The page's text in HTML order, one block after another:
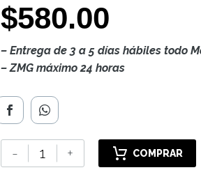
$580.00
– Entrega de 3 a 5 días hábiles todo
– ZMG máximo 24 horas
-
DONNAFUGATA
ACEITE
+ COMPRAR